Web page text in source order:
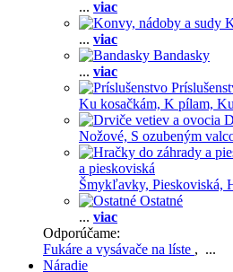
... viac
... viac
Bandasky
... viac
Ku kosačkám, K pílam,
Nožové, S ozubeným
a pieskoviská
Šmykľavky, Pieskoviská,
Ostatné
... viac
Odporúčame:
Fukáre a vysávače na líste , ...
Náradie